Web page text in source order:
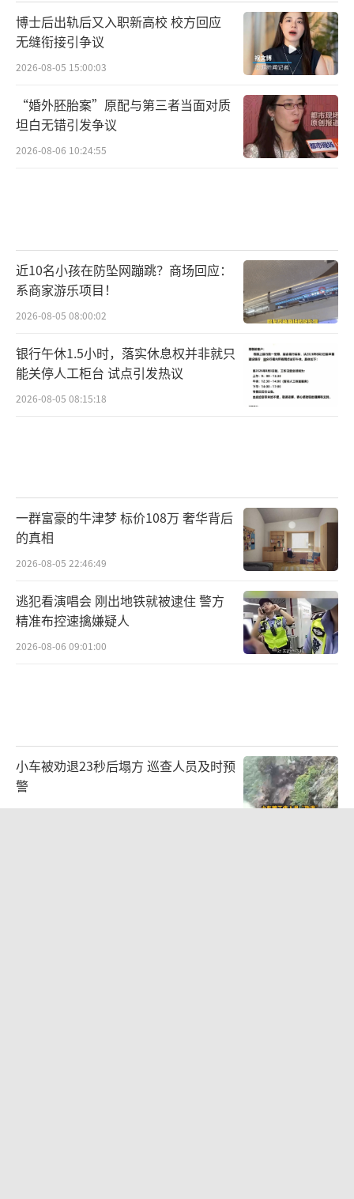
博士后出轨后又入职新高校 校方回应
无缝衔接引争议
2026-08-05 15:00:03
“婚外胚胎案”原配与第三者当面对质
坦白无错引发争议
2026-08-06 10:24:55
近10名小孩在防坠网蹦跳？商场回应：
系商家游乐项目！
2026-08-05 08:00:02
银行午休1.5小时，落实休息权并非就只
能关停人工柜台 试点引发热议
2026-08-05 08:15:18
一群富豪的牛津梦 标价108万 奢华背后
的真相
2026-08-05 22:46:49
逃犯看演唱会 刚出地铁就被逮住 警方
精准布控速擒嫌疑人
2026-08-06 09:01:00
小车被劝退23秒后塌方 巡查人员及时预
警
2026-08-06 09:01:48